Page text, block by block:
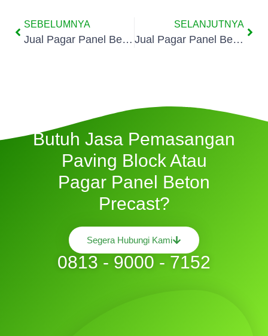
SEBELUMNYA
Jual Pagar Panel Beton Di Kartini
SELANJUTNYA
Jual Pagar Panel Beton Di Pasar Baru
Butuh Jasa Pemasangan
Paving Block Atau
Pagar Panel Beton
Precast?
Segera Hubungi Kami
0813 - 9000 - 7152